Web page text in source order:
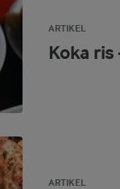
ARTIKEL
Koka
ARTIKEL